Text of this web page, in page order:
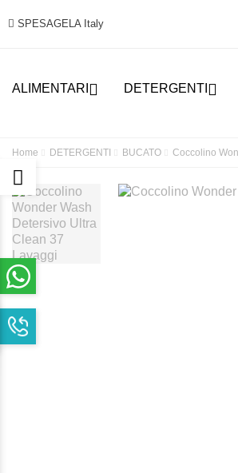
SPESAGELA Italy
ALIMENTARI  DETERGENTI 
Home DETERGENTI BUCATO Coccolino